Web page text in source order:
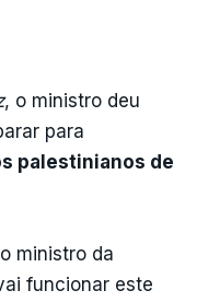
, o ministro deu
para
palestinianos de
ministro da
funcionar este